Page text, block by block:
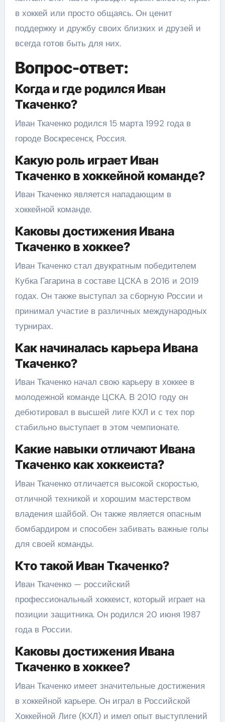
в хоккей или просто общаясь. Он ценит
поддержку и дружбу своих близких и друзей и
всегда готов быть для них.
Вопрос-ответ:
Когда и где родился Иван
Ткаченко?
Иван Ткаченко родился 15 марта 1992 года в
городе Воскресенск, Россия.
Какую роль играет Иван
Ткаченко в хоккейной команде?
Иван Ткаченко является нападающим в
хоккейной команде.
Каковы достижения Ивана
Ткаченко в хоккее?
Иван Ткаченко стал двукратным победителем
Кубка Гагарина в составе ЦСКА в 2016 и 2019
годах. Он также выступал за сборную России и
принимал участие в различных международных
турнирах.
Как начиналась карьера Ивана
Ткаченко?
Иван Ткаченко начал свою карьеру в хоккее в
молодежной команде ЦСКА. В 2010 году он
дебютировал в высшей лиге КХЛ и с тех пор
стабильно выступает в этом чемпионате.
Какие навыки отличают Ивана
Ткаченко как хоккеиста?
Иван Ткаченко отличается высокой скоростью,
отличной техникой и хорошим мастерством
владения шайбой. Он также является опасным
бомбардиром и способен забивать важные голы
для своей команды.
Кто такой Иван Ткаченко?
Иван Ткаченко — российский
профессиональный хоккеист, который играет на
позиции защитника. Он родился 20 июня 1987
года в России.
Каковы достижения Ивана
Ткаченко в хоккее?
Иван Ткаченко имеет значительные достижения
в хоккейной карьере. Он играл в Российской
Хоккейной Лиге (КХЛ) и имел опыт выступлений